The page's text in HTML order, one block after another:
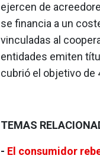
ejercen de
se financia a un
vinculadas al
entidades emiten
cubrió el objetivo de
TEMAS
- El consumidor